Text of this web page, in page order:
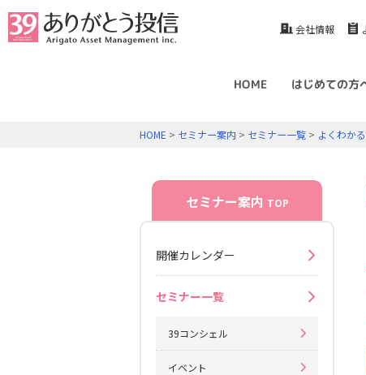
会社情報
HOME はじめての方
HOME > セミナー案内 > セミナー一覧 > よくわか
セミナー案内 TOP
開催カレンダー
セミナー一覧
39コンシェル
イベント